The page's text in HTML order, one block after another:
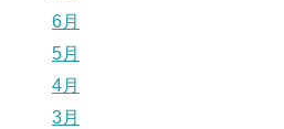
6月
5月
4月
3月